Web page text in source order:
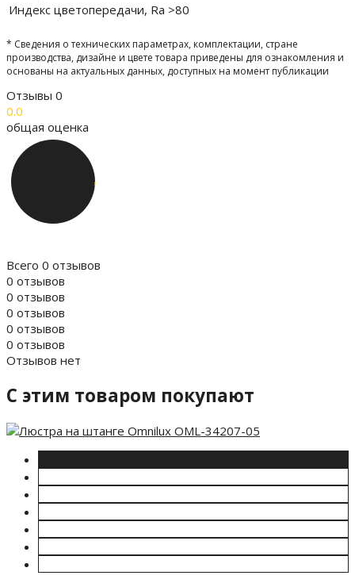
Индекс цветопередачи, Ra >80
* Сведения о технических параметрах, комплектации, стране
производства, дизайне и цвете товара приведены для ознакомления и
основаны на актуальных данных, доступных на момент публикации
Отзывы 0
0.0
общая оценка
Всего 0 отзывов
0 отзывов
0 отзывов
0 отзывов
0 отзывов
0 отзывов
Отзывов нет
C этим товаром покупают